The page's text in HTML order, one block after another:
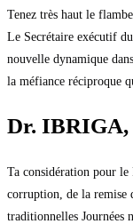
Tenez très haut le
Le Secrétaire exécutif
nouvelle dynamique
la méfiance réciproque
Dr. IBRIGA,
Ta considération pour le
corruption, de la remise
traditionnelles Journées